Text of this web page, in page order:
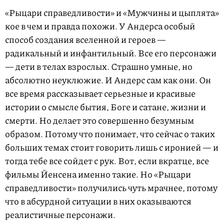
«Рыцари справедливости» и «Мужчины и цыплята»
кое в чем и правда похожи. У Андерса особый
способ создания вселенной и героев —
радикальный и инфантильный. Все его персонажи
— дети в телах взрослых. Страшно умные, но
абсолютно неуклюжие. И Андерс сам как они. Он
все время рассказывает серьезные и красивые
истории о смысле бытия, Боге и сатане, жизни и
смерти. Но делает это совершенно безумным
образом. Потому что понимает, что сейчас о таких
больших темах стоит говорить лишь с иронией — и
тогда тебе все сойдет с рук. Вот, если вкратце, все
фильмы Йенсена именно такие. Но «Рыцари
справедливости» получились чуть мрачнее, потому
что в абсурдной ситуации в них оказываются
реалистичные персонажи.